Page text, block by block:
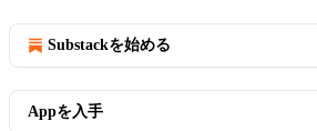
Substackを始める
Appを入手